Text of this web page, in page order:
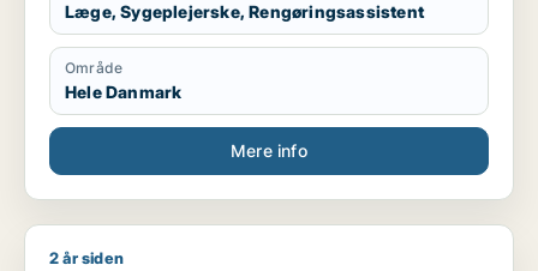
Læge, Sygeplejerske, Rengøringsassistent
Område
Hele Danmark
Mere info
Mette søger job som læge
2 år siden